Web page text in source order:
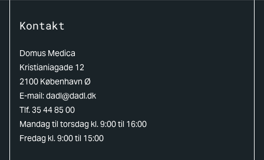
Kontakt
Domus Medica
Kristianiagade 12
2100 København Ø
E-mail:dadl@dadl.dk
Tlf. 35 44 85 00
Mandag til torsdag kl. 9:00 til 16:00
Fredag kl. 9:00 til 15:00